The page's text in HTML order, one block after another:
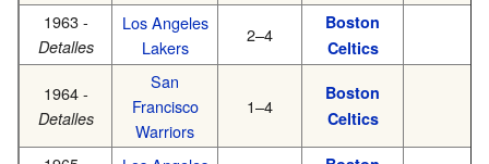
1963 -
Detalles
Los Angeles
Lakers
2–4
Boston
Celtics
1964 -
Detalles
San
Francisco
Warriors
1–4
Boston
Celtics